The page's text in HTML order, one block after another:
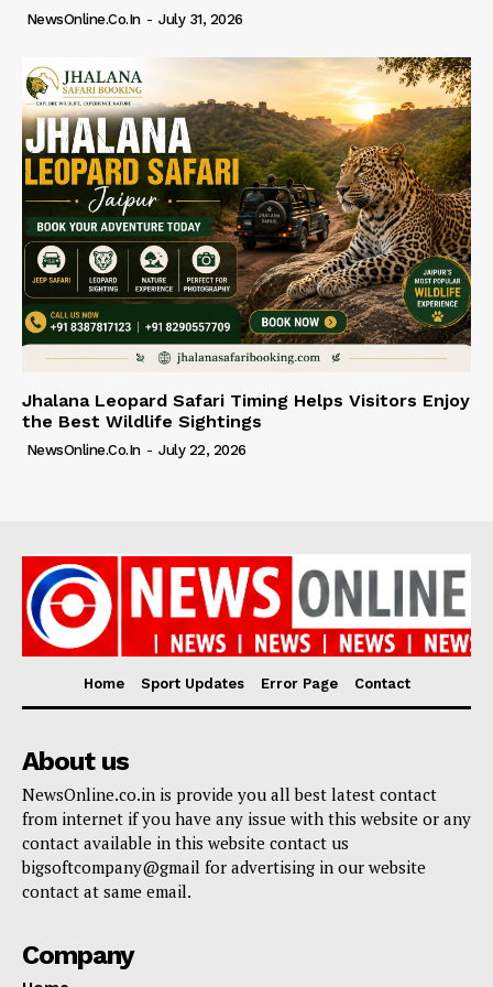
NewsOnline.co.in - July 31, 2026
Jhalana Leopard Safari Timing Helps Visitors Enjoy
the Best Wildlife Sightings
NewsOnline.co.in - July 22, 2026
Home Sport Updates Error Page Contact
About us
NewsOnline.co.in is provide you all best latest contact
from internet if you have any issue with this website or any
contact available in this website contact us
bigsoftcompany@gmail for advertising in our website
contact at same email.
Company